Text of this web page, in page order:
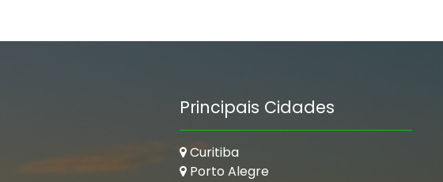
Principais Cidades
Curitiba
Porto Alegre